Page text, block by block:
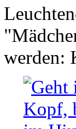
werden: